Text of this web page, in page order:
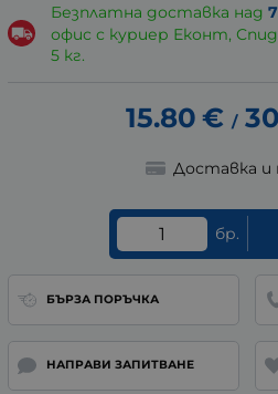
Безплатна доставка над
офис с куриер Еконт,
5 кг.
15.80 € /
Доставка и
бр.
БЪРЗА ПОРЪЧКА
НАПРАВИ ЗАПИТВАНЕ